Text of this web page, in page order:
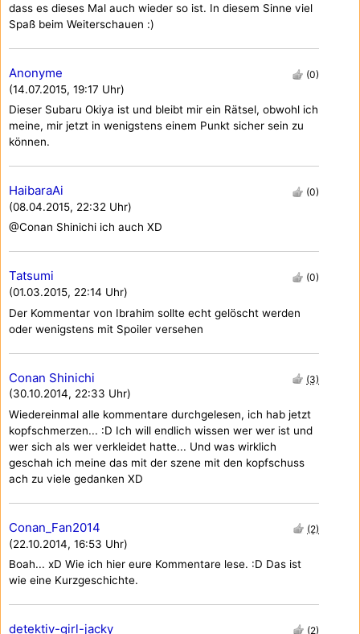
dass es dieses Mal auch wieder so ist. In diesem Sinne viel
Spaß beim Weiterschauen :)
Anonyme
(14.07.2015, 19:17 Uhr)
(0)
Dieser Subaru Okiya ist und bleibt mir ein Rätsel, obwohl ich
meine, mir jetzt in wenigstens einem Punkt sicher sein zu
können.
HaibaraAi
(08.04.2015, 22:32 Uhr)
(0)
@Conan Shinichi ich auch XD
Tatsumi
(01.03.2015, 22:14 Uhr)
(0)
Der Kommentar von Ibrahim sollte echt gelöscht werden
oder wenigstens mit Spoiler versehen
Conan Shinichi
(30.10.2014, 22:33 Uhr)
(3)
Wiedereinmal alle kommentare durchgelesen, ich hab jetzt
kopfschmerzen... :D Ich will endlich wissen wer wer ist und
wer sich als wer verkleidet hatte... Und was wirklich
geschah ich meine das mit der szene mit den kopfschuss
ach zu viele gedanken XD
Conan_Fan2014
(22.10.2014, 16:53 Uhr)
(2)
Boah... xD Wie ich hier eure Kommentare lese. :D Das ist
wie eine Kurzgeschichte.
detektiv-girl-jacky (2)